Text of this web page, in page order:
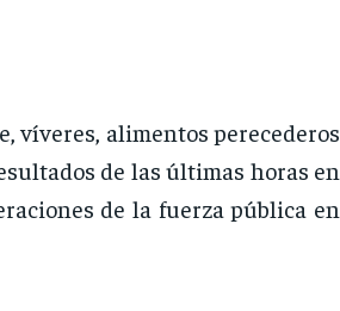
víveres, alimentos perecederos
de las últimas horas en
de la fuerza pública en